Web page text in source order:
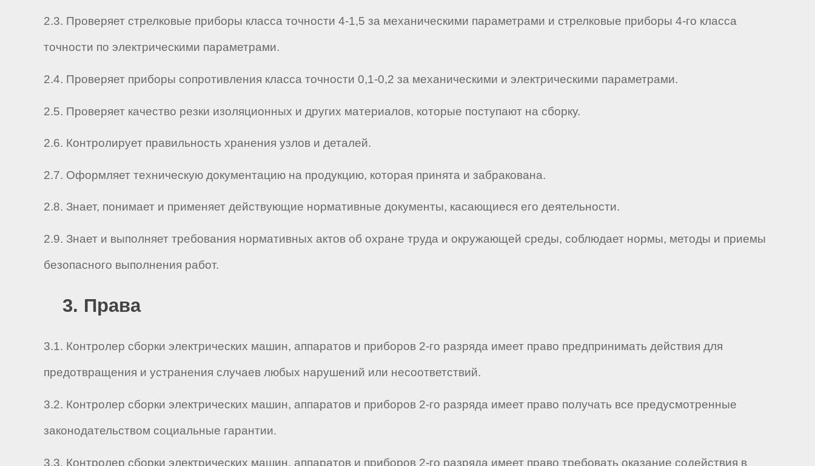
2.3. Проверяет стрелковые приборы класса точности 4-1,5 за механическими параметрами и стрелковые приборы 4-го класса
точности по электрическими параметрами.
2.4. Проверяет приборы сопротивления класса точности 0,1-0,2 за механическими и электрическими параметрами.
2.5. Проверяет качество резки изоляционных и других материалов, которые поступают на сборку.
2.6. Контролирует правильность хранения узлов и деталей.
2.7. Оформляет техническую документацию на продукцию, которая принята и забракована.
2.8. Знает, понимает и применяет действующие нормативные документы, касающиеся его деятельности.
2.9. Знает и выполняет требования нормативных актов об охране труда и окружающей среды, соблюдает нормы, методы и приемы
безопасного выполнения работ.
3. Права
3.1. Контролер сборки электрических машин, аппаратов и приборов 2-го разряда имеет право предпринимать действия для
предотвращения и устранения случаев любых нарушений или несоответствий.
3.2. Контролер сборки электрических машин, аппаратов и приборов 2-го разряда имеет право получать все предусмотренные
законодательством социальные гарантии.
3.3. Контролер сборки электрических машин, аппаратов и приборов 2-го разряда имеет право требовать оказание содействия в